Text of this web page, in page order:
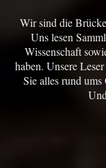
Wir sind die
Uns lesen
Wissenschaft
haben. Unsere
Sie alles rund